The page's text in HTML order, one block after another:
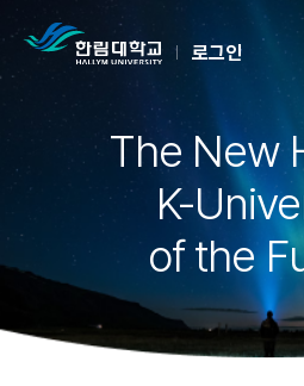
로그인
The New
K-
of the